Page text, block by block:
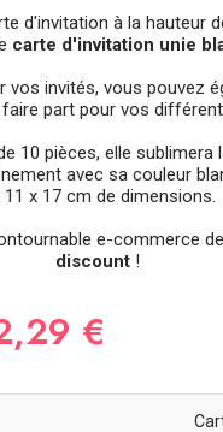
d'invitation à la hauteur
carte d'invitation unie
vos invités, vous pouvez
part pour vos
10 pièces, elle sublimera
avec sa couleur
11 x 17 cm de dimensions.
e-commerce
discount !
€